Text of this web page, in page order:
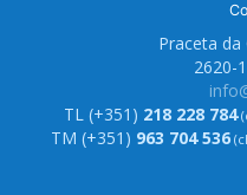
Praceta da
2620-
TL (+351) 218 228 784
TM (+351) 963 704 536